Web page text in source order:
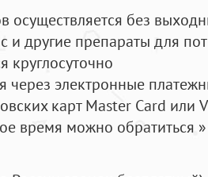
осуществляется без
и другие препараты для
круглосуточно
через электронные
карт Master Card или
время можно обратиться